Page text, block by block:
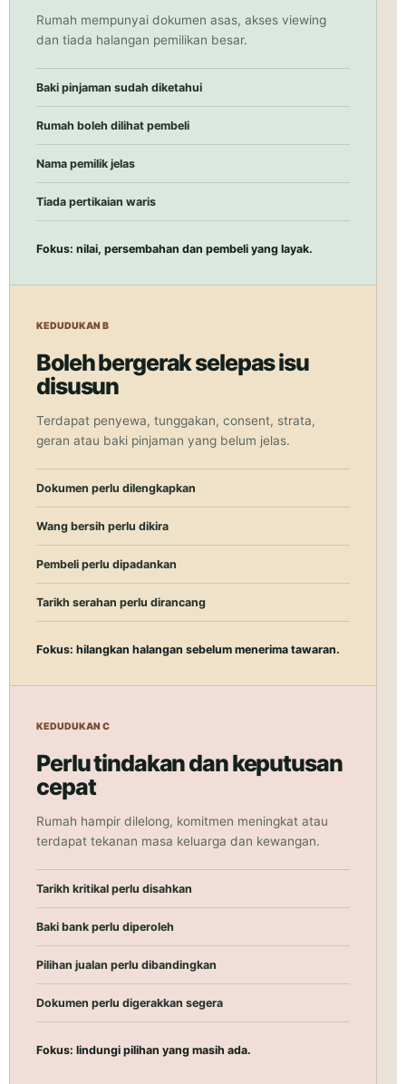
Rumah mempunyai dokumen asas, akses viewing
dan tiada halangan pemilikan besar.
Baki pinjaman sudah diketahui
Rumah boleh dilihat pembeli
Nama pemilik jelas
Tiada pertikaian waris
Fokus: nilai, persembahan dan pembeli yang layak.
KEDUDUKAN B
Boleh bergerak selepas isu
disusun
Terdapat penyewa, tunggakan, consent, strata,
geran atau baki pinjaman yang belum jelas.
Dokumen perlu dilengkapkan
Wang bersih perlu dikira
Pembeli perlu dipadankan
Tarikh serahan perlu dirancang
Fokus: hilangkan halangan sebelum menerima tawaran.
KEDUDUKAN C
Perlu tindakan dan keputusan
cepat
Rumah hampir dilelong, komitmen meningkat atau
terdapat tekanan masa keluarga dan kewangan.
Tarikh kritikal perlu disahkan
Baki bank perlu diperoleh
Pilihan jualan perlu dibandingkan
Dokumen perlu digerakkan segera
Fokus: lindungi pilihan yang masih ada.